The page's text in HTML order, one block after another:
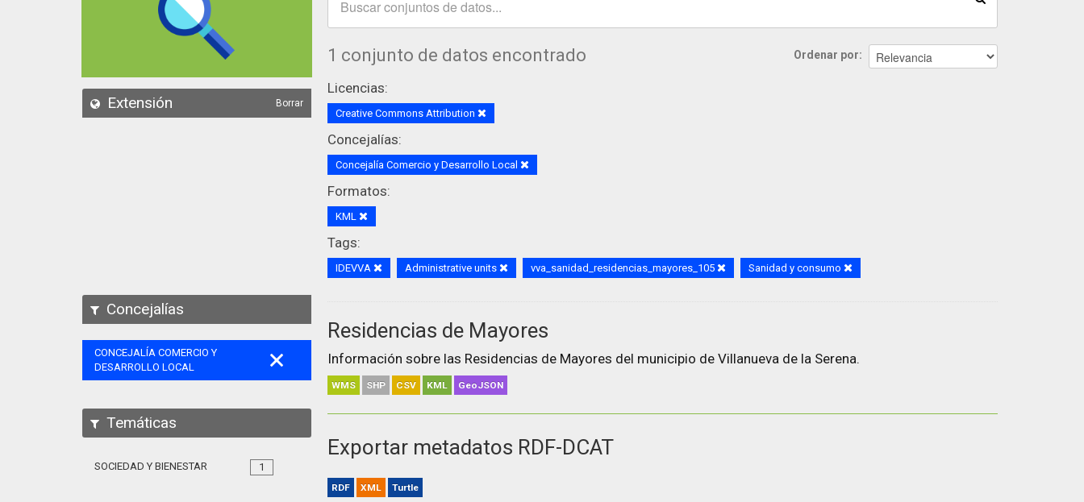
Extensión Borrar
Concejalías
CONCEJALÍA COMERCIO Y
DESARROLLO LOCAL
Temáticas
1
SOCIEDAD Y BIENESTAR
Ordenar por
1 conjunto de datos encontrado
Licencias:
Creative Commons Attribution
Concejalías:
Concejalía Comercio y Desarrollo Local
Formatos:
KML
Tags:
IDEVVA Administrative units vva_sanidad_residencias_mayores_105 Sanidad y consumo
Residencias de Mayores
Información sobre las Residencias de Mayores del municipio de Villanueva de la Serena.
WMS SHP CSV KML GeoJSON
Exportar metadatos RDF-DCAT
RDF XML Turtle